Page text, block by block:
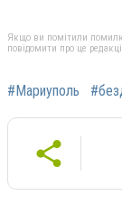
Якщо ви помітили
повідомити про це
#Мариуполь